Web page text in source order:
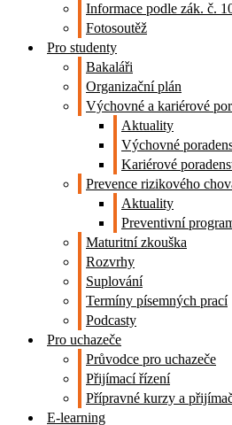
Informace podle zák. č.
Fotosoutěž
Pro studenty
Bakaláři
Organizační plán
Výchovné a kariérové
Aktuality
Výchovné
Kariérové
Prevence rizikového
Aktuality
Preventivní
Maturitní zkouška
Rozvrhy
Suplování
Termíny písemných prací
Podcasty
Pro uchazeče
Průvodce pro uchazeče
Přijímací řízení
Přípravné kurzy a
E-learning